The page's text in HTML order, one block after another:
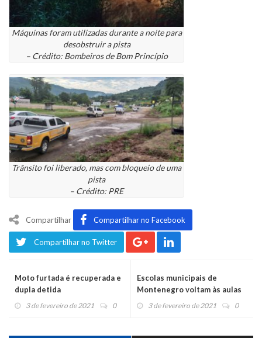
Máquinas foram utilizadas durante a noite para
desobstruir a pista
– Crédito: Bombeiros de Bom Princípio
Trânsito foi liberado, mas com bloqueio de uma
pista
– Crédito: PRE
Compartilhar Compartilhar no Facebook
Compartilhar no Twitter
Moto furtada é recuperada e
dupla detida
3 de fevereiro de 2021 0
Escolas municipais de
Montenegro voltam às aulas
em 8 de março
3 de fevereiro de 2021 0